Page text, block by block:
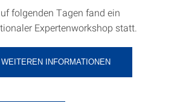
folgenden Tagen fand ein
Expertenworkshop statt.
INFORMATIONEN